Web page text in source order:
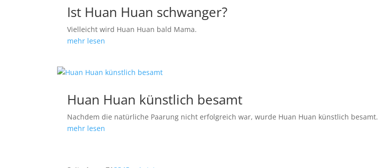
Ist Huan Huan schwanger?
Vielleicht wird Huan Huan bald Mama.
mehr lesen
Huan Huan künstlich besamt
Nachdem die natürliche Paarung nicht erfolgreich war, wurde Huan Huan künstlich besamt.
mehr lesen